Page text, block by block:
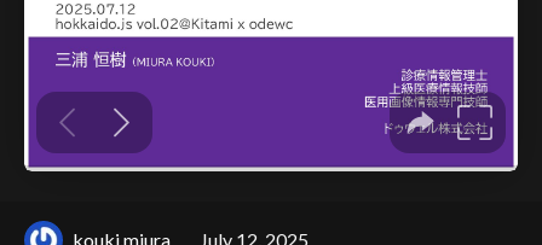
kouki.miura July 12, 2025